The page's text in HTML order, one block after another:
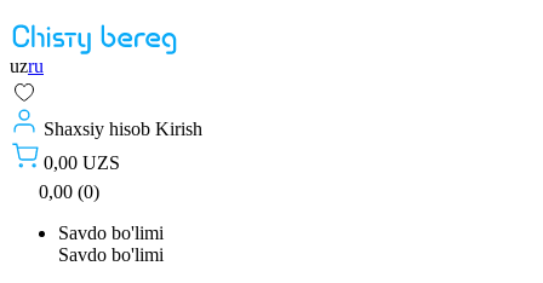
uzru
Shaxsiy hisob Kirish
0,00 UZS
0,00 (0)
Savdo bo'limi
Savdo bo'limi